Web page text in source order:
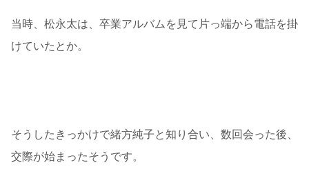
当時、松永太は、卒業アルバムを見て片っ端から電話を掛
けていたとか。
そうしたきっかけで緒方純子と知り合い、数回会った後、
交際が始まったそうです。